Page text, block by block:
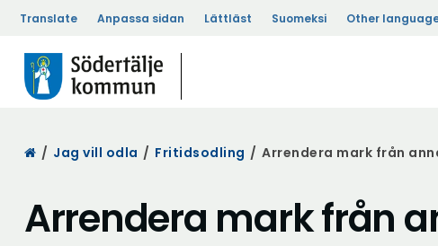
Translate Anpassa sidan Lättläst Suomeksi Other
Start
/ Jag vill odla / Fritidsodling / Arrendera mark från
Arrendera mark från